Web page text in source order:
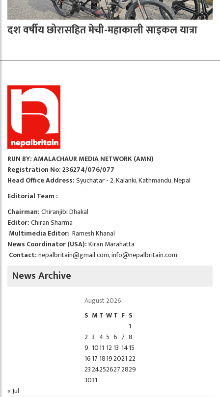
दश वर्षीय छोरासहित मेची-महाकाली साइकल यात्रा
RUN BY: AMALACHAUR MEDIA NETWORK (AMN)
Registration No: 236274/076/077
Head Office Address:Syuchatar - 2, Kalanki, Kathmandu, Nepal
Editorial Team :
Chairman:Chiranjibi Dhakal
Editor:Chiran Sharma
Multimedia Editor: Ramesh Khanal
News Coordinator (USA):Kiran Marahatta
Contact:nepalbritain@gmail.com,info@nepalbritain.com
News Archive
August 2026
S M T WT F S
1
2 3 4 5 6 7 8
9 1011 12 13 1415
1617 1819202122
23242526272829
3031
« Jul